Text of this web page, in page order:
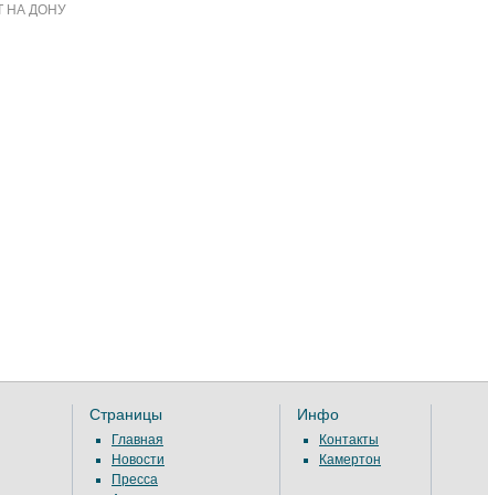
НА ДОНУ
Страницы
Главная
Новости
Пресса
Инфо
Контакты
Камертон